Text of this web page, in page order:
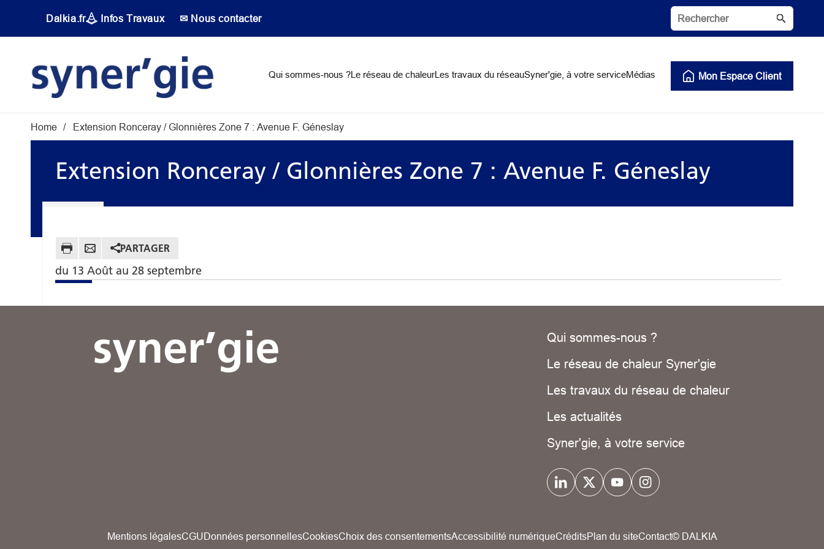
Dalkia.fr Infos Travaux ✉ Nous contacter
Qui sommes-nous ?Le réseau de chaleurLes travaux du réseauSyner'gie, à votre serviceMédias Mon Espace Client
Fil d'Ariane
Home Extension Ronceray / Glonnières Zone 7 : Avenue F. Géneslay
Extension Ronceray / Glonnières Zone 7 : Avenue F. Géneslay
PARTAGER
du 13 Août au 28 septembre
Qui sommes-nous ?
Le réseau de chaleur Syner'gie
Les travaux du réseau de chaleur
Les actualités
Syner'gie, à votre service
Mentions légalesCGUDonnées personnellesCookiesChoix des consentementsAccessibilité numériqueCréditsPlan du siteContact© DALKIA